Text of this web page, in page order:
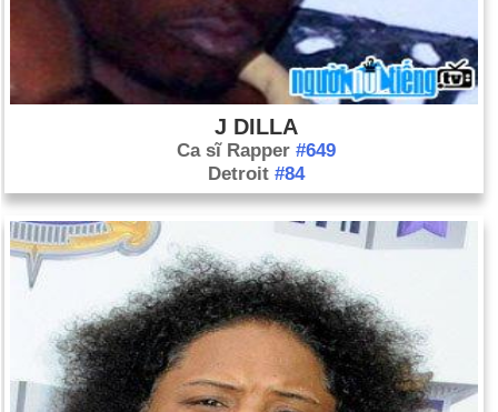
J DILLA
Ca sĩ Rapper #649
Detroit #84